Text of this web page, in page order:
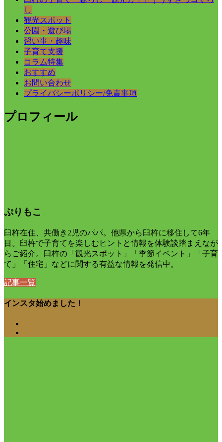
し
観光スポット
公園・遊び場
習い事・趣味
子育て支援
コラム特集
おすすめ
お問い合わせ
プライバシーポリシー/免責事項
プロフィール
ぷりもこ
臼杵在住、共働き2児のパパ。他県から臼杵に移住して6年
目。臼杵で子育てを楽しむヒントと情報を体験談踏まえなが
らご紹介。臼杵の「観光スポット」「季節イベント」「子育
て」「住宅」などに関する有益な情報を発信中。
記事一覧
インスタ始めました！